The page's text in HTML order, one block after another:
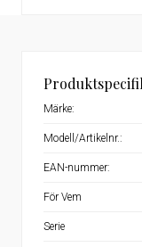
Märke:
Modell/Artikelnr.:
EAN-nummer:
För Vem
Serie